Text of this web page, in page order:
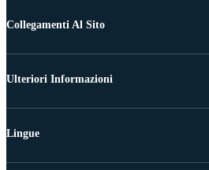
Collegamenti Al Sito
Ulteriori Informazioni
Lingue